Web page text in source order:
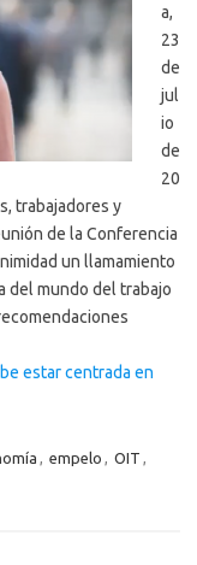
a,
23
de
jul
io
de
20
trabajadores y
de la Conferencia
un llamamiento
del mundo del trabajo
estar centrada en
, empelo , OIT ,